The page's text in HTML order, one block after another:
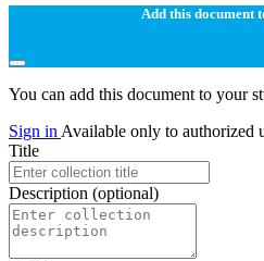
Add this document
You can add this document to your
Sign in Available only to authorized
Title
Description (optional)